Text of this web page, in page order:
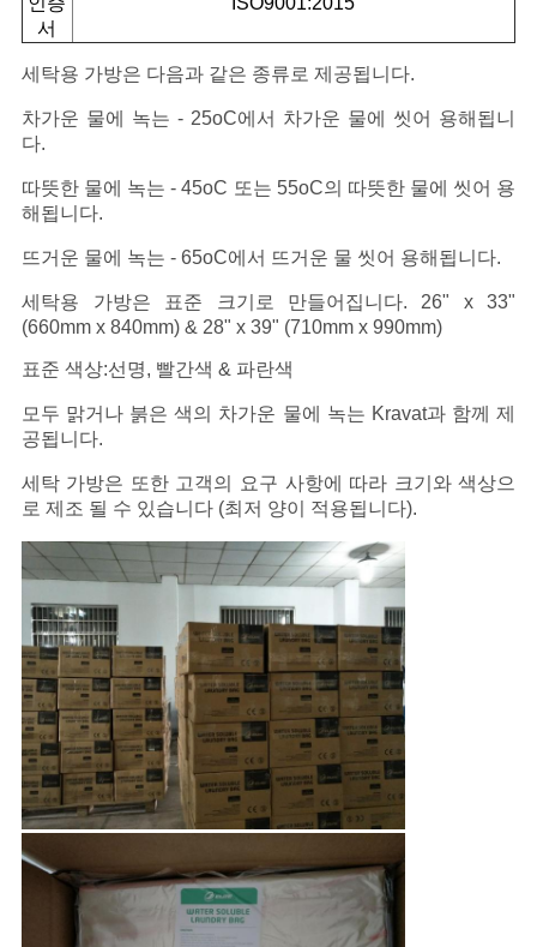
서
세탁용 가방은 다음과 같은 종류로 제공됩니다.
차가운 물에 녹는 - 25oC에서 차가운 물에 씻어 용해됩니
다.
따뜻한 물에 녹는 - 45oC 또는 55oC의 따뜻한 물에 씻어 용
해됩니다.
뜨거운 물에 녹는 - 65oC에서 뜨거운 물 씻어 용해됩니다.
세탁용 가방은 표준 크기로 만들어집니다.
26" x 33"
(660mm x 840mm) & 28" x 39" (710mm x 990mm)
표준 색상:선명, 빨간색 & 파란색
모두 맑거나 붉은 색의 차가운 물에 녹는 Kravat과 함께 제
공됩니다.
세탁 가방은 또한 고객의 요구 사항에 따라 크기와 색상으
로 제조 될 수 있습니다 (최저 양이 적용됩니다).